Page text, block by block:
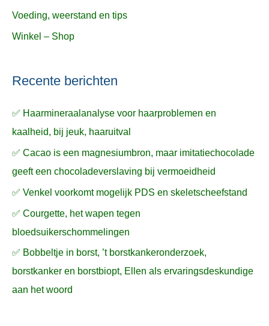
Voeding, weerstand en tips
Winkel – Shop
Recente berichten
✅ Haarmineraalanalyse voor haarproblemen en
kaalheid, bij jeuk, haaruitval
✅ Cacao is een magnesiumbron, maar imitatiechocolade
geeft een chocoladeverslaving bij vermoeidheid
✅ Venkel voorkomt mogelijk PDS en skeletscheefstand
✅ Courgette, het wapen tegen
bloedsuikerschommelingen
✅ Bobbeltje in borst, ’t borstkankeronderzoek,
borstkanker en borstbiopt, Ellen als ervaringsdeskundige
aan het woord